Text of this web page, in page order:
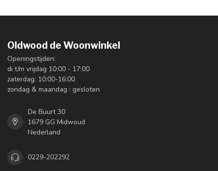
Oldwood de Woonwinkel
Openingstijden:
di t/m vrijdag 10:00 - 17:00
zaterdag: 10:00-16:00
zondag & maandag : gesloten
De Buurt 30
1679 GG Midwoud
Nederland
0229-202292